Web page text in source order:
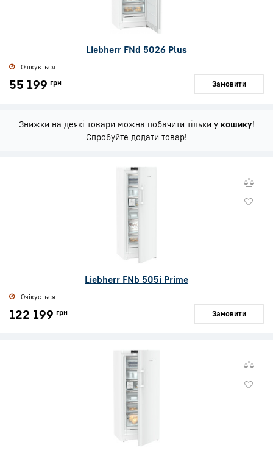
Liebherr FNd 5026 Plus
Очікується
55 199 грн Замовити
Знижки на деякі товари можна побачити тільки у кошику!
Спробуйте додати товар!
Liebherr FNb 505i Prime
Очікується
122 199 грн Замовити